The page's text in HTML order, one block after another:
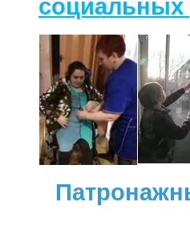
социальных